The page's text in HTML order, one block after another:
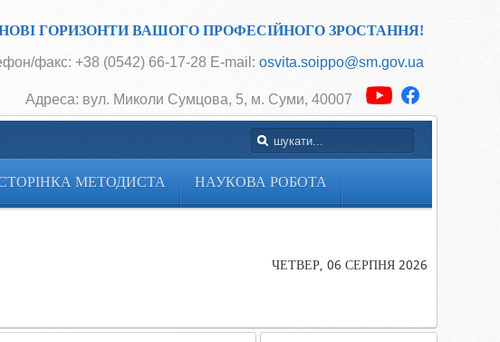
ГОРИЗОНТИ ВАШОГО ПРОФЕСІЙНОГО ЗРОСТАННЯ!
факс: +38 (0542) 66-17-28 E-mail: osvita.soippo@sm.gov.ua
Адреса: вул. Миколи Сумцова, 5, м. Суми, 40007
МЕТОДИСТА НАУКОВА РОБОТА
ЧЕТВЕР, 06 СЕРПНЯ 2026